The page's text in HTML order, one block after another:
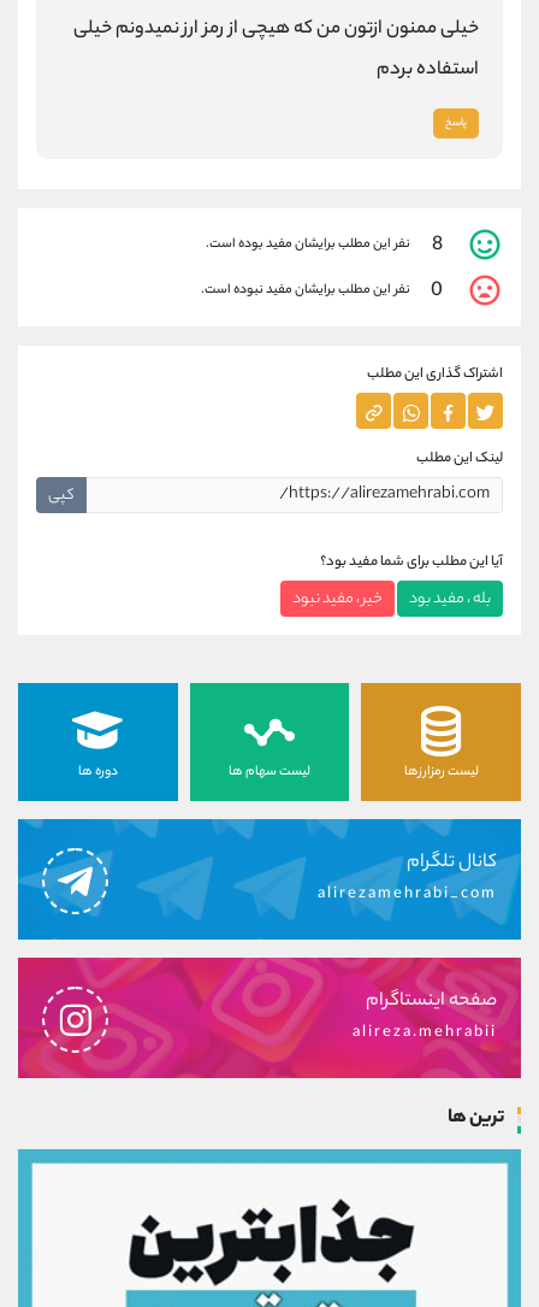
خیلی ممنون ازتون من که هیچی از رمز ارز نمیدونم خیلی
استفاده‌ بردم
پاسخ
8 نفر این مطلب برایشان مفید بوده است.
0 نفر این مطلب برایشان مفید نبوده است.
اشتراک گذاری این مطلب
لینک این مطلب
کپی
آیا این مطلب برای شما مفید بود؟
بله ، مفید بود خیر ، مفید نبود
لیست رمزارزها لیست سهام ها دوره ها
کانال تلگرام
alirezamehrabi_com
صفحه اینستاگرام
alireza.mehrabii
ترین ها